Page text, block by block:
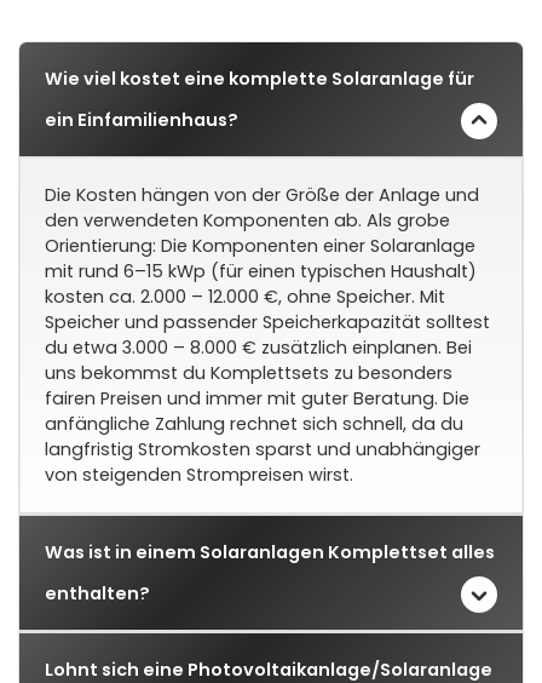
Wie viel kostet eine komplette Solaranlage für
ein Einfamilienhaus?
Die Kosten hängen von der Größe der Anlage und
den verwendeten Komponenten ab. Als grobe
Orientierung: Die Komponenten einer Solaranlage
mit rund 6–15 kWp (für einen typischen Haushalt)
kosten ca. 2.000 – 12.000 €, ohne Speicher. Mit
Speicher und passender Speicherkapazität solltest
du etwa 3.000 – 8.000 € zusätzlich einplanen. Bei
uns bekommst du Komplettsets zu besonders
fairen Preisen und immer mit guter Beratung. Die
anfängliche Zahlung rechnet sich schnell, da du
langfristig Stromkosten sparst und unabhängiger
von steigenden Strompreisen wirst.
Was ist in einem Solaranlagen Komplettset alles
enthalten?
Lohnt sich eine Photovoltaikanlage/Solaranlage